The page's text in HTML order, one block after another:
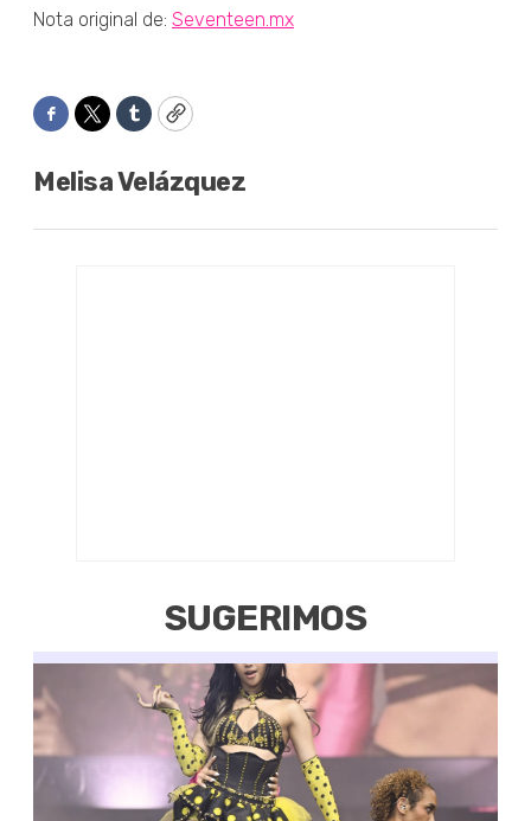
Nota original de: Seventeen.mx
Facebook
TwitterTumblrCopy
Melisa Velázquez
SUGERIMOS